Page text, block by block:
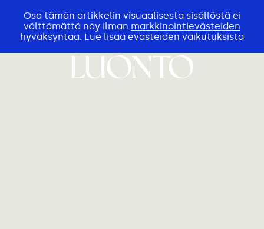
Osa tämän artikkelin visuaalisesta sisällöstä ei
välttämättä näy ilman markkinointievästeiden
hyväksyntää. Lue lisää evästeiden vaikutuksista